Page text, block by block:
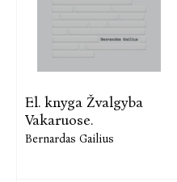
El. knyga Žvalgyba
Vakaruose.
Bernardas Gailius